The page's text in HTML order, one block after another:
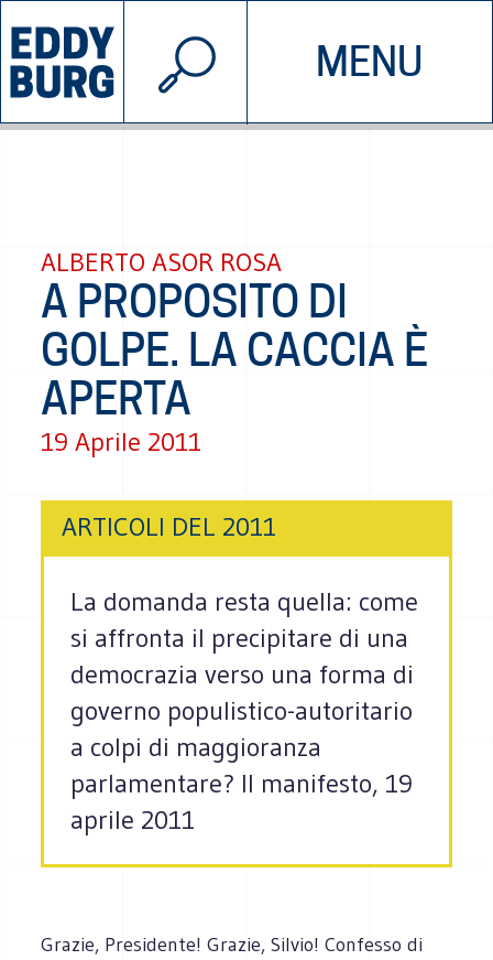
MENU
INIZIATIVE CHI SIAMO
© 2026 EDDYBURG
ALBERTO ASOR ROSA
A PROPOSITO DI
GOLPE. LA CACCIA È
APERTA
19 Aprile 2011
ARTICOLI DEL 2011
La domanda resta quella: come
si affronta il precipitare di una
democrazia verso una forma di
governo populistico-autoritario
a colpi di maggioranza
parlamentare? Il manifesto, 19
aprile 2011
Grazie, Presidente! Grazie, Silvio! Confesso di